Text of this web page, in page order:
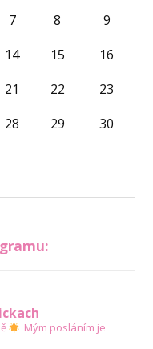
7 8
9
14 15
16
21 22
23
28 29
30
Mým posláním je